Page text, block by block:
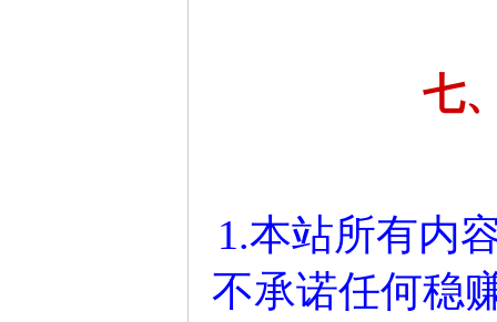
七
1.本站所有内
不承诺任何稳